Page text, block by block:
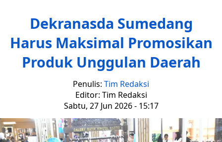
Dekranasda Sumedang
Harus Maksimal Promosikan
Produk Unggulan Daerah
Penulis: Tim Redaksi
Editor: Tim Redaksi
Sabtu, 27 Jun 2026 - 15:17